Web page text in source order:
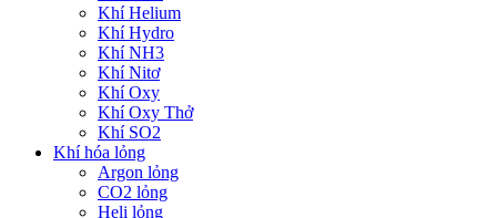
Khí Helium
Khí Hydro
Khí NH3
Khí Nitơ
Khí Oxy
Khí Oxy Thở
Khí SO2
Khí hóa lỏng
Argon lỏng
CO2 lỏng
Heli lỏng